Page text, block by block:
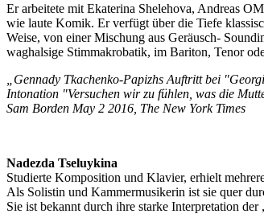
Er arbeitete mit Ekaterina Shelehova, Andreas
wie laute Komik. Er verfügt über die Tiefe
Weise, von einer Mischung aus Geräusch-
waghalsige Stimmakrobatik, im Bariton, Tenor
„Gennady Tkachenko-Papizhs Auftritt bei
Intonation "Versuchen wir zu fühlen, was die
Sam Borden May 2 2016, The New York Times
Nadezda Tseluykina
Studierte Komposition und Klavier, erhielt
Als Solistin und Kammermusikerin ist sie quer
Sie ist bekannt durch ihre starke Interpretation